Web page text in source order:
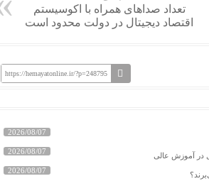
تعداد صداهای همراه با اکوسیستم
اقتصاد دیجیتال در دولت محدود است
https://hemayatonline.ir/?p=248795
2026/08/07
در آموزش عالی 2026/08/07
2026/08/07